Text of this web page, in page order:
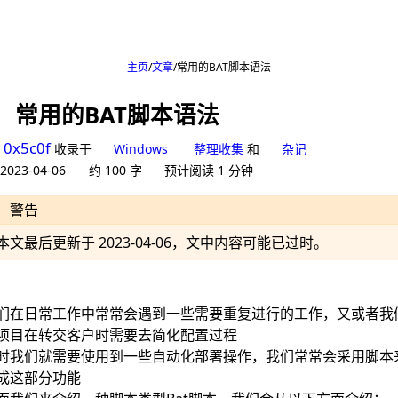
主页 文章 常用的BAT脚本语法
常用的BAT脚本语法
0x5c0f收录于 Windows 整理收集和
杂记
2023-04-06
约 100 字 预计阅读 1 分钟
警告
文最后更新于 2023-04-06，文中内容可能已过时。
在日常工作中常常会遇到一些需要重复进行的工作，又或者我
目在转交客户时需要去简化配置过程
我们就需要使用到一些自动化部署操作，我们常常会采用脚本
这部分功能